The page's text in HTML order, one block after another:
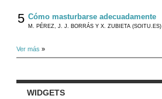
5 Cómo masturbarse adecuadamente
M. PÉREZ, J. J. BORRÁS Y X. ZUBIETA (SOITU.ES)
Ver más »
WIDGETS